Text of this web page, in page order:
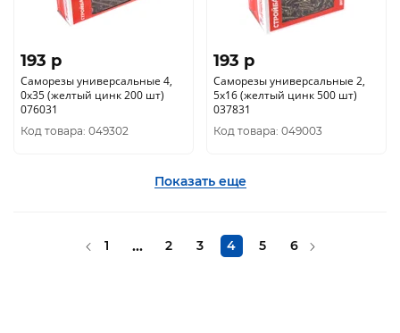
193 p
Саморезы универсальные 4,
0x35 (желтый цинк 200 шт)
076031
Код товара: 049302
193 p
Саморезы универсальные 2,
5x16 (желтый цинк 500 шт)
037831
Код товара: 049003
Показать еще
1 ... 2 3 4 5 6